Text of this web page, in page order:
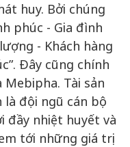
huy. Bởi chúng
phúc - Gia đình
- Khách hàng
Đây cũng chính
Tài sản
đội ngũ cán bộ
đầy nhiệt huyết và
tới những giá trị